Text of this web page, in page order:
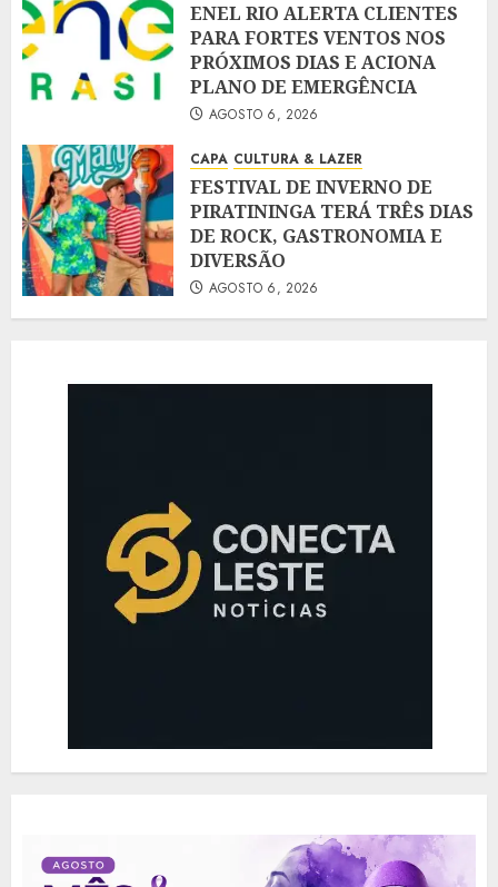
ENEL RIO ALERTA CLIENTES
PARA FORTES VENTOS NOS
PRÓXIMOS DIAS E ACIONA
PLANO DE EMERGÊNCIA
AGOSTO 6, 2026
CAPA CULTURA & LAZER
FESTIVAL DE INVERNO DE
PIRATININGA TERÁ TRÊS DIAS
DE ROCK, GASTRONOMIA E
DIVERSÃO
AGOSTO 6, 2026